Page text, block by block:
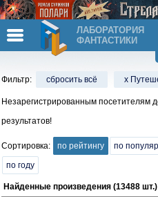
ЛАБОРАТОРИЯ
ФАНТАСТИКИ
Фильтр: сбросить всё x
Незарегистрированным посетителям
результатов!
Сортировка: по рейтингу по
по году
Найденные произведения (13488 шт.)